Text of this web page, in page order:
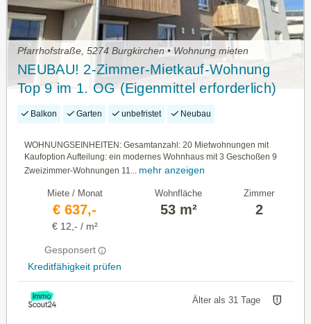
Pfarrhofstraße, 5274 Burgkirchen • Wohnung mieten
NEUBAU! 2-Zimmer-Mietkauf-Wohnung
Top 9 im 1. OG (Eigenmittel erforderlich)
Balkon Garten unbefristet Neubau
WOHNUNGSEINHEITEN: Gesamtanzahl: 20 Mietwohnungen mit
Kaufoption Aufteilung: ein modernes Wohnhaus mit 3 Geschoßen 9
Zweizimmer-Wohnungen 11... mehr anzeigen
Miete / Monat
€ 637,-
€ 12,- / m²
Gesponsert
Kreditfähigkeit prüfen
Wohnfläche
53 m²
Zimmer
2
Älter als 31 Tage